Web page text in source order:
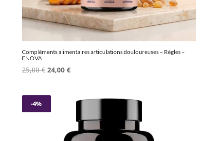
Compléments alimentaires articulations douloureuses – Règles –
ENOVA
25,00€ Le
25,00 €.
24,00 €Le
est :
-4%